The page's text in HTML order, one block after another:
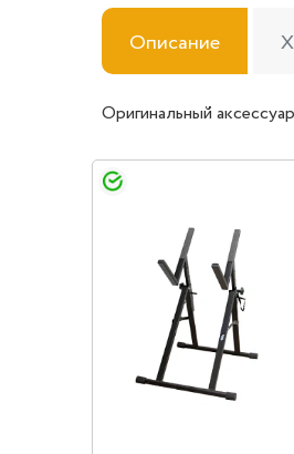
Описание
Оригинальный